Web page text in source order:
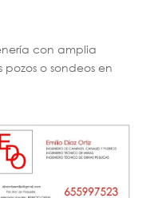
con amplia
o sondeos en